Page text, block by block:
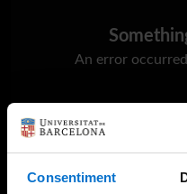
Consentiment
An error